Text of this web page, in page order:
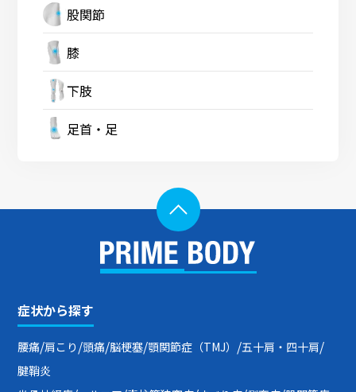
股関節
膝
下肢
足首・足
症状から探す
腰痛/肩こり /頭痛/脳梗塞/顎関節症（TMJ） /五十肩・四十肩/
腱鞘炎